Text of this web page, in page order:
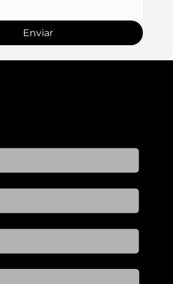
Enviar